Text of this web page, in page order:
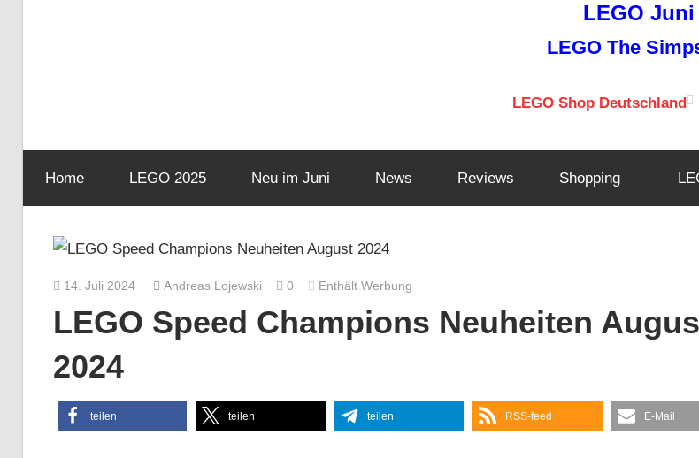
LEGO
LEGO The
LEGO Shop Deutschland
Home LEGO 2025 Neu im Juni News Reviews Shopping
14. Juli 2024 Andreas Lojewski 0 Enthält Werbung
LEGO Speed Champions Neuheiten
2024
teilen teilen teilen RSS-feed E-Mail